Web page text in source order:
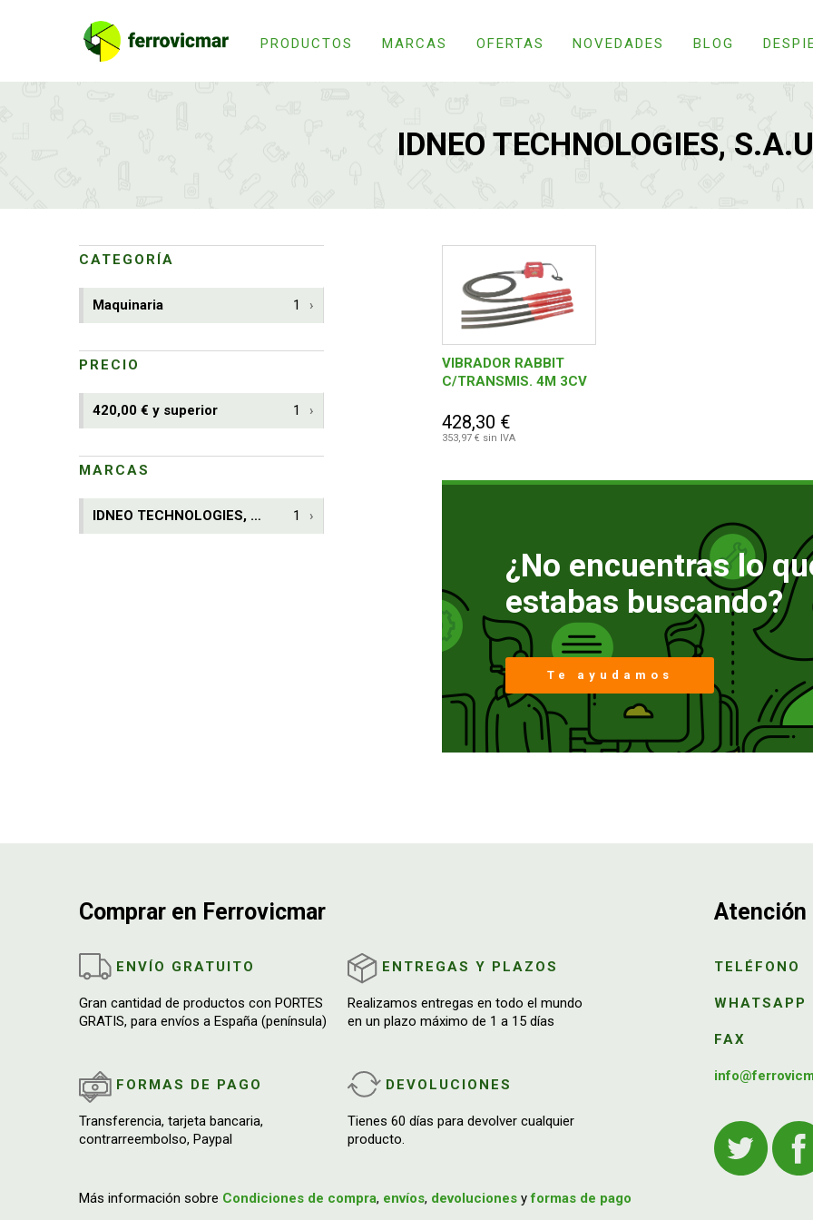
PRODUCTOS MARCAS OFERTAS NOVEDADES BLOG
IDNEO TECHNOLOGIES,
CATEGORÍA
Maquinaria 1
PRECIO
420,00 € y superior 1
MARCAS
IDNEO TECHNOLOGIES, S.A.U. 1
VIBRADOR RABBIT
C/TRANSMIS. 4M 3CV
428,30 €
353,97 € sin IVA
¿No encuentras lo
estabas buscando?
Te ayudamos
Comprar en Ferrovicmar
ENVÍO GRATUITO
Gran cantidad de productos con PORTES
GRATIS, para envíos a España (península)
ENTREGAS Y PLAZOS
Realizamos entregas en todo el mundo
en un plazo máximo de 1 a 15 días
FORMAS DE PAGO
Transferencia, tarjeta bancaria,
contrarreembolso, Paypal
DEVOLUCIONES
Tienes 60 días para devolver cualquier
producto.
Más información sobre Condiciones de compra, envíos, devoluciones yformas de pago
TELÉFONO
WHATSAPP
FAX